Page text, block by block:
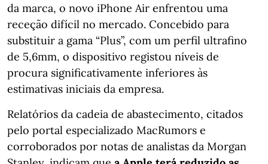
da marca, o novo iPhone Air enfrentou uma
receção difícil no mercado. Concebido para
substituir a gama “Plus”, com um perfil ultrafino
de 5,6mm, o dispositivo registou níveis de
procura significativamente inferiores às
estimativas iniciais da empresa.
Relatórios da cadeia de abastecimento, citados
pelo portal especializado MacRumors e
corroborados por notas de analistas da Morgan